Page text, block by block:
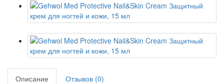
Описание
Отзывов (0)